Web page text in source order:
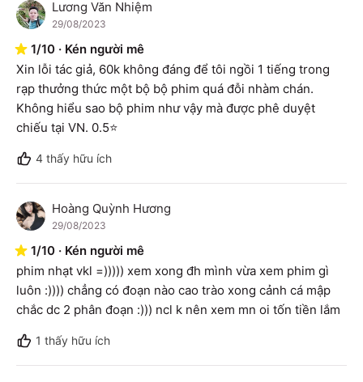
L Lương Văn Nhiệm
29/08/2023
1/10 · Kén người mê
Xin lỗi tác giả, 60k không đáng để tôi ngồi 1 tiếng trong
rạp thưởng thức một bộ bộ phim quá đỗi nhàm chán.
Không hiểu sao bộ phim như vậy mà được phê duyệt
chiếu tại VN. 0.5⭐️
4 thấy hữu ích
H Hoàng Quỳnh Hương
29/08/2023
1/10 · Kén người mê
phim nhạt vkl =))))) xem xong đh mình vừa xem phim gì
luôn :)))) chẳng có đoạn nào cao trào xong cảnh cá mập
chắc dc 2 phân đoạn :))) ncl k nên xem mn oi tốn tiền lắm
1 thấy hữu ích